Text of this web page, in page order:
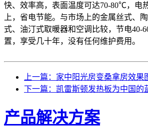
快、效率高，表面温度可达70-80℃，电
上，省电节能。与市场上的金属丝式、
式、油汀式取暖器和空调比较，节电40-
置，享受几十年，没有任何维护费用。
上一篇：家中阳光房变桑拿房效果
下一篇：凯雷斯顿发热板为中国的
产品解决方案